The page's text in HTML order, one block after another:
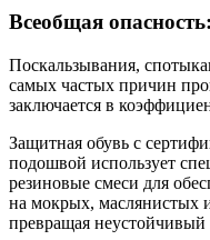
Всеобщая
Поскальзывания,
самых частых причин
заключается в
Защитная обувь с
подошвой использует
резиновые смеси для
на мокрых, маслянистых
превращая